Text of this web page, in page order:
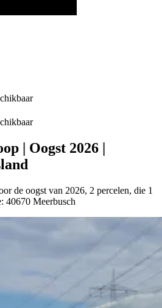
| Oogst 2026 |
de oogst van 2026, 2 percelen, die 1
40670 Meerbusch